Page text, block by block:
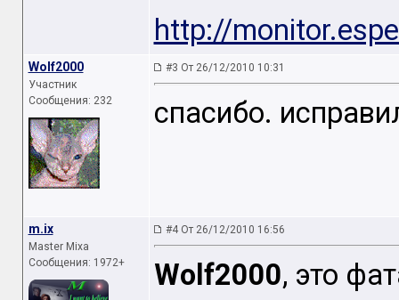
http://
Wolf2000
Участник
Сообщения: 232
#3 От 26/12/2010 10:31
спасибо.
m.ix
Master Mixa
Сообщения: 1972+
#4 От 26/12/2010 16:56
Wolf2000, это